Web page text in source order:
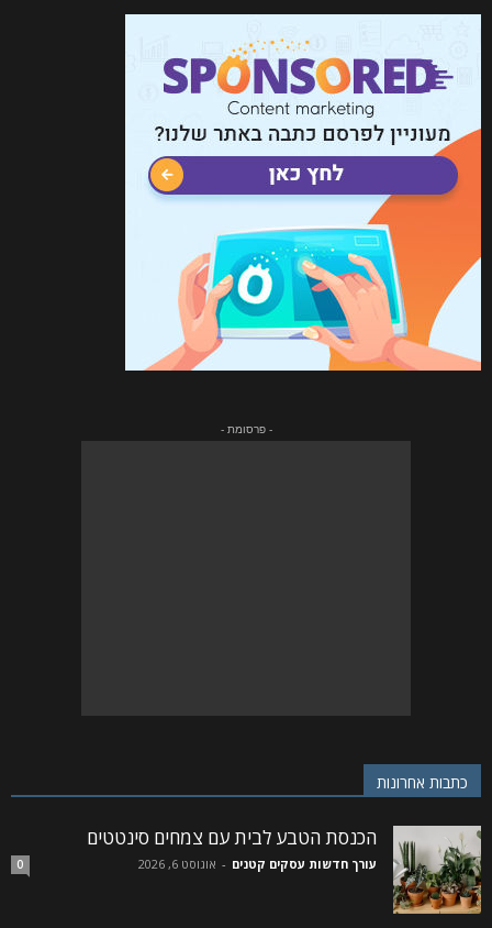
- פרסומת -
כתבות אחרונות
הכנסת הטבע לבית עם צמחים סינטטים
עורך חדשות עסקים קטנים - אוגוסט 6, 2026 0